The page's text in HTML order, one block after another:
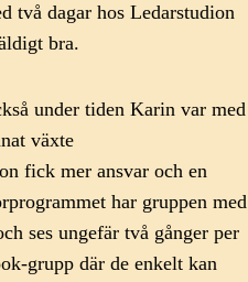
två dagar hos Ledarstudion
bra.
under tiden Karin var med
växte
fick mer ansvar och en
har gruppen med
ses ungefär två gånger per
grupp där de enkelt kan